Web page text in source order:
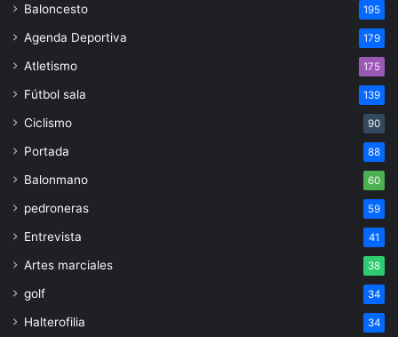
Baloncesto 195
Agenda Deportiva 179
Atletismo 175
Fútbol sala 139
Ciclismo 90
Portada 88
Balonmano 60
pedroneras 59
Entrevista 41
Artes marciales 38
golf 34
Halterofilia 34